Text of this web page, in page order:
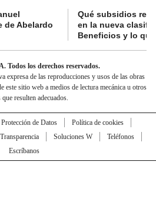
de Abelardo
Qué subsidios
en la nueva
Beneficios y lo
Todos los derechos reservados.
expresa de las reproducciones y usos de las obras
este sitio web a medios de lectura mecánica u otros
que resulten adecuados.
de Datos
Política de cookies
Transparencia Soluciones W
Teléfonos
Escríbanos